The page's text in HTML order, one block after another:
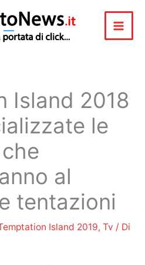
Island 2018
le
al
tentazioni
Island 2019, Tv / Di